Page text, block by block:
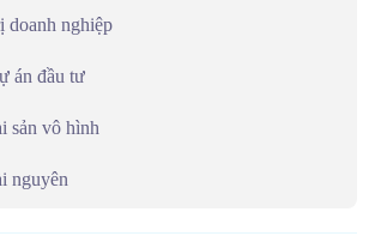
doanh nghiệp
án đầu tư
sản vô hình
nguyên